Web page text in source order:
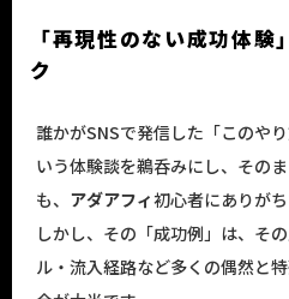
「再現性のない成功体
ク
誰かがSNSで発信した「このや
いう体験談を鵜呑みにし、その
も、 アダアフィ初心者にありがち
しかし、その「成功例」は、そ
ル・流入経路など多くの偶然と